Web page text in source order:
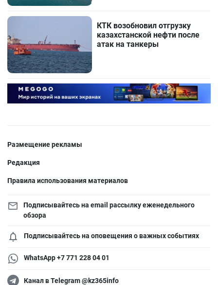
КТК возобновил отгрузку
казахстанской нефти после
атак на танкеры
Размещение рекламы
Редакция
Правила использования материалов
Подписывайтесь на email рассылку еженедельного
обзора
Подписывайтесь на оповещения о важных событиях
WhatsApp +7 771 228 04 01
Канал в Telegram @kz365info